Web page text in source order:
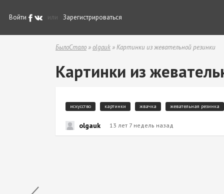
Войти или Зарегистрироваться
БылоСтало »olgauk » Картинки из жевательной резинки
Картинки из
искусство картинки жвачка жевательная резинка
olgauk 13 лет 7 недель назад